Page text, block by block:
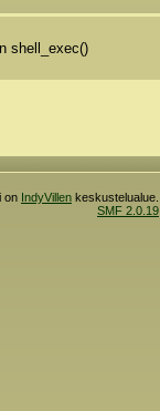
shell_exec()
on IndyVillen
SMF 2.0.19